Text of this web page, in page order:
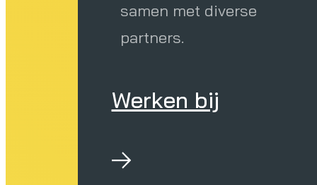
samen met diverse
partners.
Werken bij